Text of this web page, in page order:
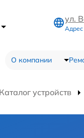
ул.
Адрес
О компании
Каталог устройств